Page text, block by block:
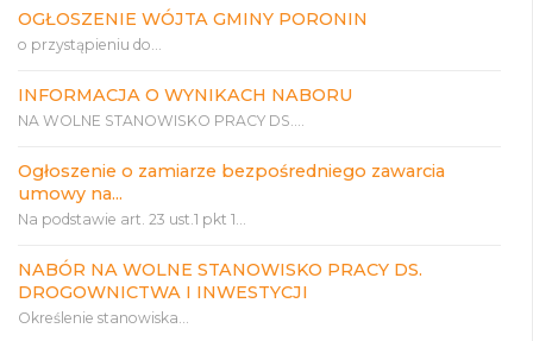
OGŁOSZENIE WÓJTA GMINY PORONIN
o przystąpieniu do...
INFORMACJA O WYNIKACH NABORU
NA WOLNE STANOWISKO PRACY DS....
Ogłoszenie o zamiarze bezpośredniego zawarcia
umowy na...
Na podstawie art. 23 ust.1 pkt 1...
NABÓR NA WOLNE STANOWISKO PRACY DS.
DROGOWNICTWA I INWESTYCJI
Określenie stanowiska...